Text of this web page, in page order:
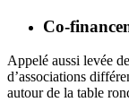
Co-
Appelé aussi levée
d’associations
autour de la table